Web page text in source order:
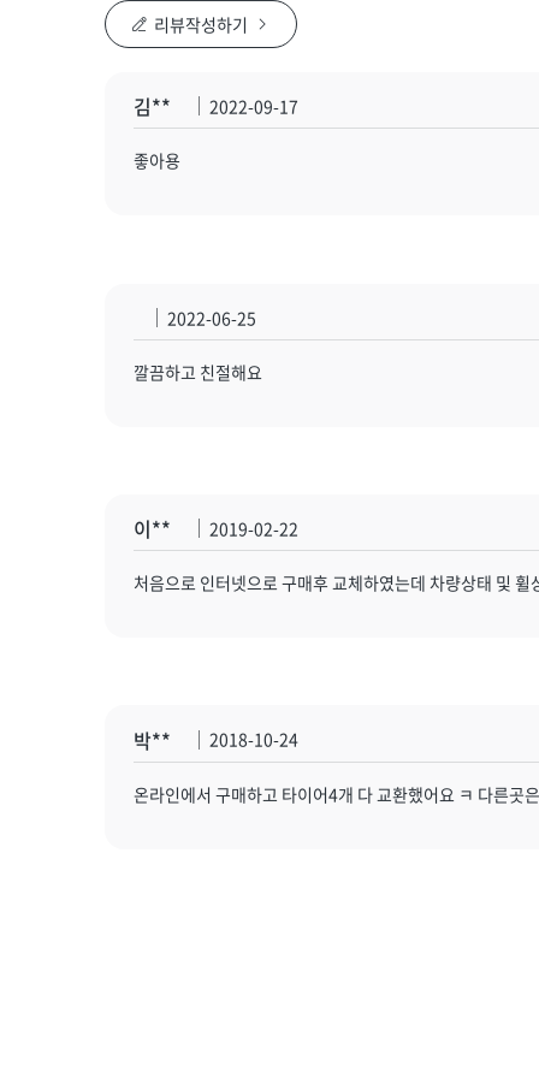
리뷰작성하기
김** 2022-09-17
좋아용
2022-06-25
깔끔하고 친절해요
이** 2019-02-22
처음으로 인터넷으로 구매후 교체하였는데 차량상태 및
박** 2018-10-24
온라인에서 구매하고 타이어4개 다 교환했어요 ㅋ 다른곳